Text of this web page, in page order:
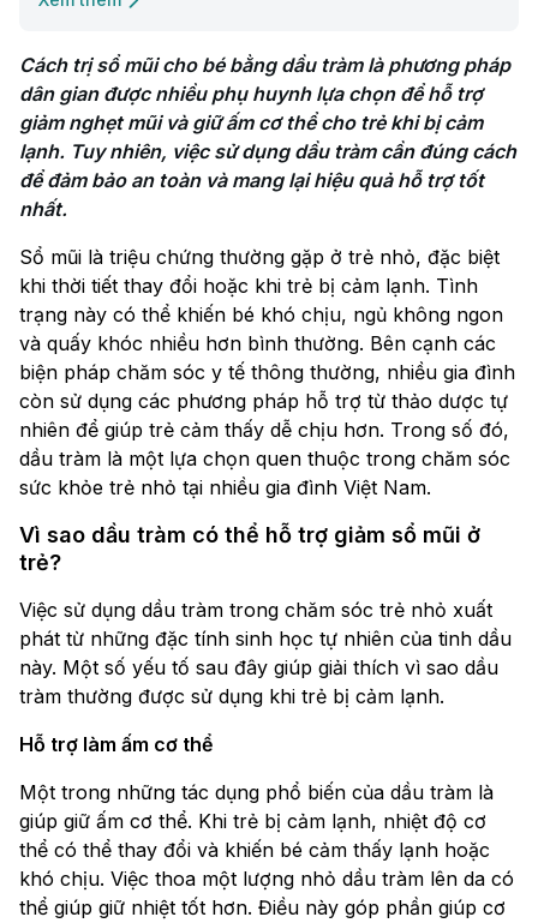
Cách trị sổ mũi cho bé bằng dầu tràm là phương pháp
dân gian được nhiều phụ huynh lựa chọn để hỗ trợ
giảm nghẹt mũi và giữ ấm cơ thể cho trẻ khi bị cảm
lạnh. Tuy nhiên, việc sử dụng dầu tràm cần đúng cách
để đảm bảo an toàn và mang lại hiệu quả hỗ trợ tốt
nhất.
Sổ mũi là triệu chứng thường gặp ở trẻ nhỏ, đặc biệt
khi thời tiết thay đổi hoặc khi trẻ bị cảm lạnh. Tình
trạng này có thể khiến bé khó chịu, ngủ không ngon
và quấy khóc nhiều hơn bình thường. Bên cạnh các
biện pháp chăm sóc y tế thông thường, nhiều gia đình
còn sử dụng các phương pháp hỗ trợ từ thảo dược tự
nhiên để giúp trẻ cảm thấy dễ chịu hơn. Trong số đó,
dầu tràm là một lựa chọn quen thuộc trong chăm sóc
sức khỏe trẻ nhỏ tại nhiều gia đình Việt Nam.
Vì sao dầu tràm có thể hỗ trợ giảm sổ mũi ở
trẻ?
Việc sử dụng dầu tràm trong chăm sóc trẻ nhỏ xuất
phát từ những đặc tính sinh học tự nhiên của tinh dầu
này. Một số yếu tố sau đây giúp giải thích vì sao dầu
tràm thường được sử dụng khi trẻ bị cảm lạnh.
Hỗ trợ làm ấm cơ thể
Một trong những tác dụng phổ biến của dầu tràm là
giúp giữ ấm cơ thể. Khi trẻ bị cảm lạnh, nhiệt độ cơ
thể có thể thay đổi và khiến bé cảm thấy lạnh hoặc
khó chịu. Việc thoa một lượng nhỏ dầu tràm lên da có
thể giúp giữ nhiệt tốt hơn. Điều này góp phần giúp cơ